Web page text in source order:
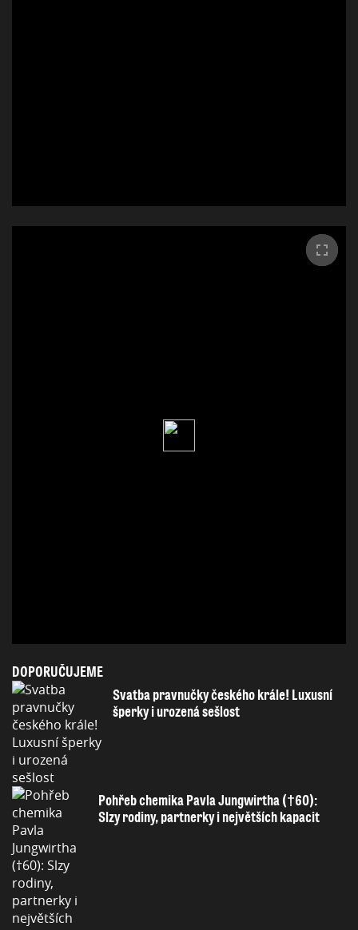
DOPORUČUJEME
Svatba pravnučky českého krále! Luxusní
šperky i urozená sešlost
Pohřeb chemika Pavla Jungwirtha (†60):
Slzy rodiny, partnerky i největších kapacit